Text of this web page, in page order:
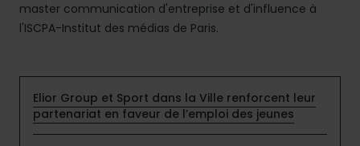
master communication d'entreprise et d'influence à
l'ISCPA-Institut des médias de Paris.
Elior Group et Sport dans la Ville renforcent leur
partenariat en faveur de l’emploi des jeunes